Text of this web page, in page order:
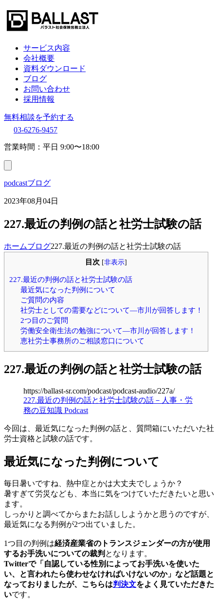
サービス内容
会社概要
資料ダウンロード
ブログ
お問い合わせ
採用情報
無料相談を予約する
03-6276-9457
営業時間：平日 9:00〜18:00
podcastブログ
2023年08月04日
227.最近の判例の話と社労士試験の話
ホームブログ227.最近の判例の話と社労士試験の話
目次 [非表示]
227.最近の判例の話と社労士試験の話
最近気になった判例について
ご質問の内容
社労士としての需要などについて―市川が回答します！
2つ目のご質問
労働安全衛生法の勉強について―市川が回答します！
恵社労士事務所のご相談窓口について
227.最近の判例の話と社労士試験の話
https://ballast-sr.com/podcast/podcast-audio/227a/
227.最近の判例の話と社労士試験の話－人事・労
務の豆知識 Podcast
今回は、最近気になった判例の話と、質問箱にいただいた社
労士資格と試験の話です。
最近気になった判例について
毎日暑いですね、熱中症とかは大丈夫でしょうか？
暑すぎて労災なども、本当に気をつけていただきたいと思い
ます。
しっかりと調べてからまたお話ししようかと思うのですが、
最近気になる判例が2つ出ていました。
1つ目の判例は経済産業省のトランスジェンダーの方が使用
するお手洗いについての裁判 となります。
Twitterで「自認している性別によってお手洗いを使いた
い、と言われたら使わせなければいけないのか」など話題と
なっておりましたが、こちらは判決文をよく見ていただきた
いです。